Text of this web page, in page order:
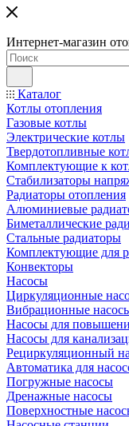
Интернет-магазин
Каталог
Котлы отопления
Газовые котлы
Электрические котлы
Твердотопливные
Комплектующие к
Стабилизаторы
Радиаторы отопления
Алюминиевые
Биметаллические
Стальные радиаторы
Комплектующие для
Конвекторы
Насосы
Циркуляционные
Вибрационные
Насосы для
Насосы для
Рециркуляционный
Автоматика для
Погружные насосы
Дренажные насосы
Поверхностные